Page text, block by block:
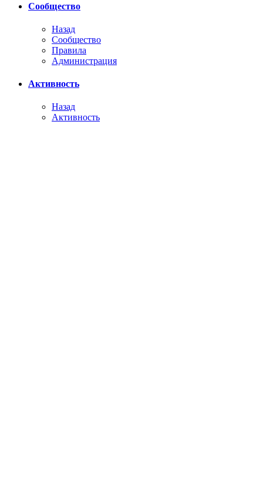
Сообщество
Назад
Сообщество
Правила
Администрация
Активность
Назад
Активность